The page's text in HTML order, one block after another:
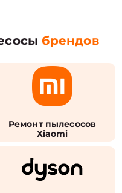
брендов
Ремонт пылесосов
Xiaomi